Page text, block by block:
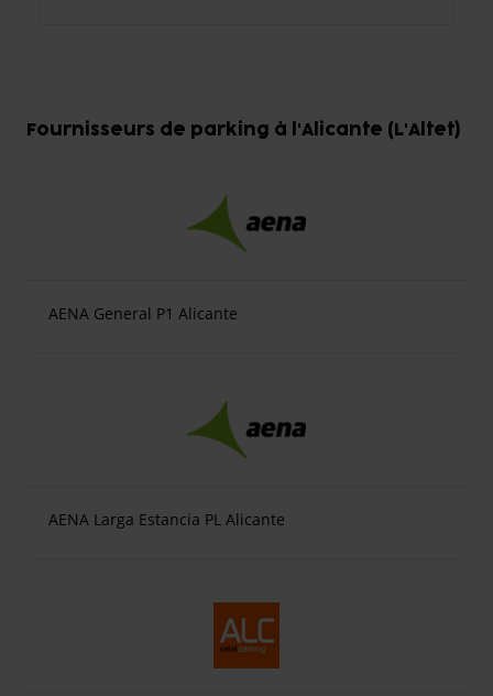
Fournisseurs de parking à l'Alicante (L'Altet)
AENA General P1 Alicante
AENA Larga Estancia PL Alicante